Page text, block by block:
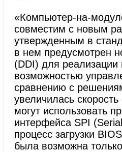
«Компьютер-на-
совместим с новым
утвержденным в
в нем предусмотрен
(DDI) для реализации
возможностью
сравнению с
увеличилась
могут использовать
интерфейса SPI
процесс загрузки
была возможна